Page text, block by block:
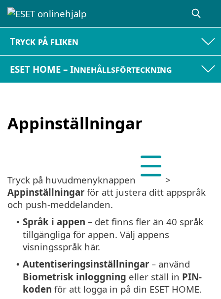
Tryck på fliken
ESET HOME – Innehållsförteckning
Appinställningar
Tryck på huvudmenyknappen
>
Appinställningar för att justera ditt appspråk
och push-meddelanden.
• Språk i appen – det finns fler än 40 språk
tillgängliga för appen. Välj appens
visningsspråk här.
• Autentiseringsinställningar − använd
Biometrisk inloggning eller ställ in PIN-
koden för att logga in på din ESET HOME.